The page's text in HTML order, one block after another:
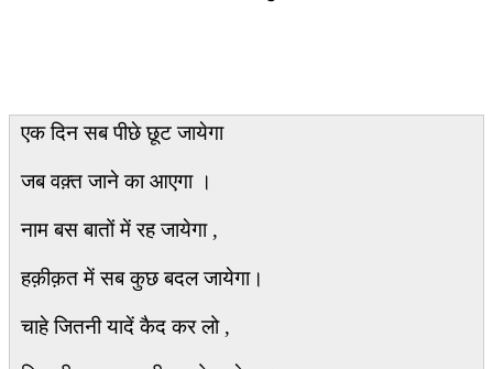
एक दिन सब पीछे छूट जायेगा
जब वक़्त जाने का आएगा ।
नाम बस बातों में रह जायेगा ,
हक़ीक़त में सब कुछ बदल जायेगा।
चाहे जितनी यादें कैद कर लो ,